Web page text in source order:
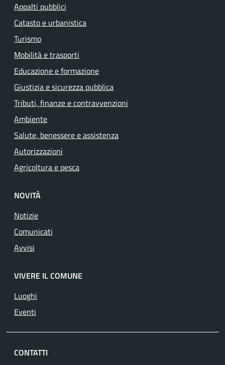
Appalti pubblici
Catasto e urbanistica
Turismo
Mobilità e trasporti
Educazione e formazione
Giustizia e sicurezza pubblica
Tributi, finanze e contravvenzioni
Ambiente
Salute, benessere e assistenza
Autorizzazioni
Agricoltura e pesca
NOVITÀ
Notizie
Comunicati
Avvisi
VIVERE IL COMUNE
Luoghi
Eventi
CONTATTI